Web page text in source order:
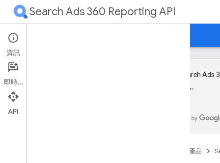
Search Ads 360 Reporting API
版本資訊
RPC
新版 Search Ads
版本資訊。
產品
資訊
即時通訊
API